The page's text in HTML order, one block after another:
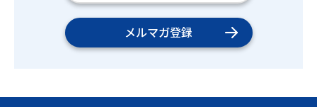
メルマガ登録